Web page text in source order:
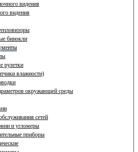
видения
видения
бинокли
рулетки
влажности)
окружающей среды
сетей
и угломеры
приборы